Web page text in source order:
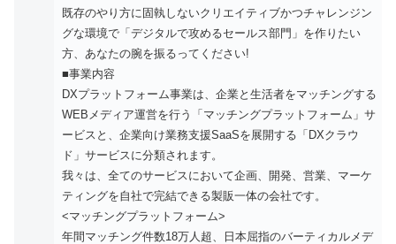
既存のやり方に固執しないクリエイティブかつチャレンジン
グな環境で「デジタルで攻めるセールス部門」を作りたい
方、あなたの腕を振るってください!
■事業内容
DXプラットフォーム事業は、企業と生活者をマッチングする
WEBメディア運営を行う「マッチングプラットフォーム」サ
ービスと、企業向け業務支援SaaSを展開する「DXクラウ
ド」サービスに分類されます。
我々は、全てのサービスにおいて企画、開発、営業、マーケ
ティングを自社で完結できる製販一体の会社です。
<マッチングプラットフォーム>
年間マッチング件数18万人超、日本屈指のバーティカルメデ